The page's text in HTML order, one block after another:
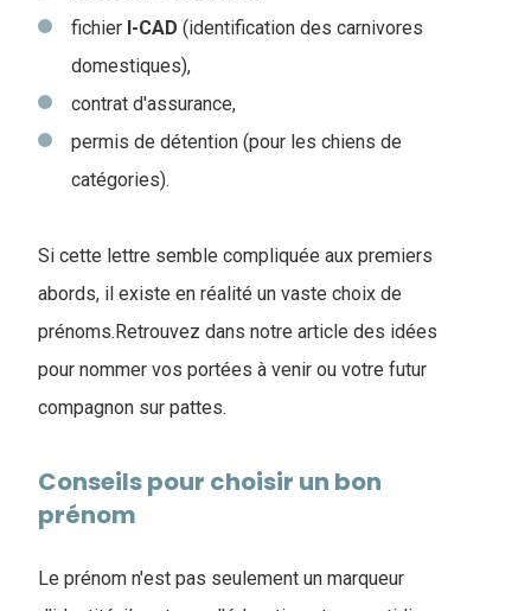
fichier I-CAD (identification des carnivores
domestiques),
contrat d'assurance,
permis de détention (pour les chiens de
catégories).
Si cette lettre semble compliquée aux premiers
abords, il existe en réalité un vaste choix de
prénoms.Retrouvez dans notre article des idées
pour nommer vos portées à venir ou votre futur
compagnon sur pattes.
Conseils pour choisir un bon
prénom
Le prénom n'est pas seulement un marqueur